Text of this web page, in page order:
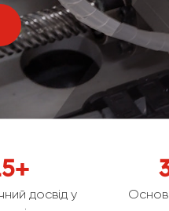
+
досвід у